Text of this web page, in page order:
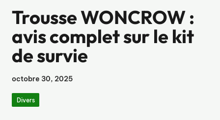
Trousse WONCROW :
avis complet sur le kit
de survie
octobre 30, 2025
Divers